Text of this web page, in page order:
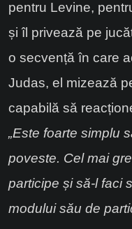
pentru Levine,
și îl privează pe
o secvență în care
Judas, el mizează
capabilă să
„Este foarte simplu
poveste. Cel mai
participe și să-l faci
modului său de